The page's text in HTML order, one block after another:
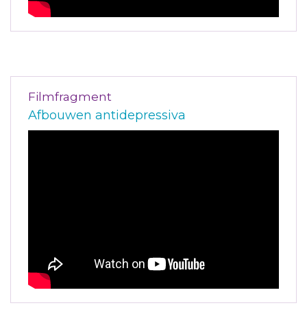
Filmfragment
Afbouwen antidepressiva